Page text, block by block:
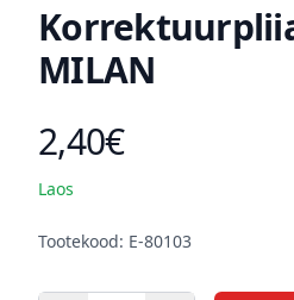
MILAN
Toote hind
2,40€
Laos
Kirjeldus
Tootekood: E-80103